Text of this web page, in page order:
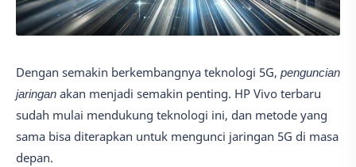
Dengan semakin berkembangnya teknologi 5G, penguncian
jaringan akan menjadi semakin penting. HP Vivo terbaru
sudah mulai mendukung teknologi ini, dan metode yang
sama bisa diterapkan untuk mengunci jaringan 5G di masa
depan.